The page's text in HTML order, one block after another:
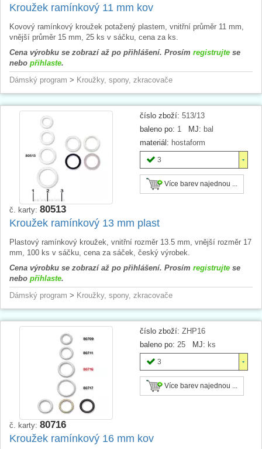
Kroužek ramínkový 11 mm kov
Kovový ramínkový kroužek potažený plastem, vnitřní průměr 11 mm,
vnější průměr 15 mm, 25 ks v sáčku, cena za ks.
Cena výrobku se zobrazí až po přihlášení. Prosím registrujte se
nebo přihlaste.
Dámský program > Kroužky, spony, zkracovače
číslo zboží: 513/13
baleno po: 1 MJ: bal
materiál: hostaform
3
Více barev najednou ...
č. karty: 80513
Kroužek ramínkový 13 mm plast
Plastový ramínkový kroužek, vnitřní rozměr 13.5 mm, vnější rozměr 17
mm, 100 ks v sáčku, cena za sáček, český výrobek.
Cena výrobku se zobrazí až po přihlášení. Prosím registrujte se
nebo přihlaste.
Dámský program > Kroužky, spony, zkracovače
číslo zboží: ZHP16
baleno po: 25 MJ: ks
3
Více barev najednou ...
č. karty: 80716
Kroužek ramínkový 16 mm kov